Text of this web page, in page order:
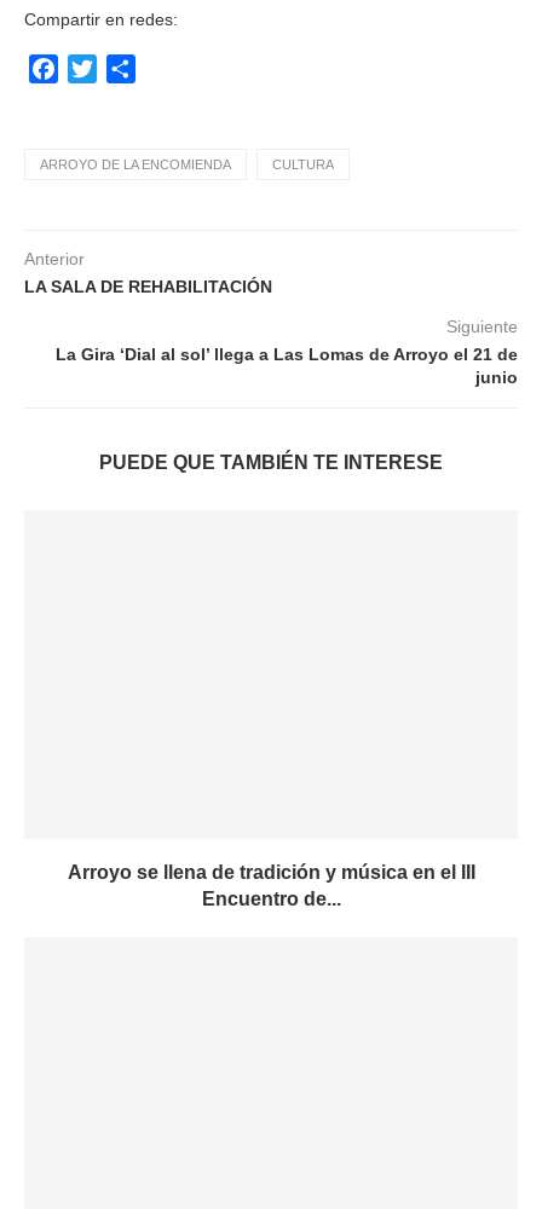
Compartir en redes:
Facebook
Twitter
ARROYO DE LA ENCOMIENDA CULTURA
Anterior
LA SALA DE REHABILITACIÓN
Siguiente
La Gira ‘Dial al sol’ llega a Las Lomas de Arroyo el 21 de
junio
PUEDE QUE TAMBIÉN TE INTERESE
Arroyo se llena de tradición y música en el III
Encuentro de...